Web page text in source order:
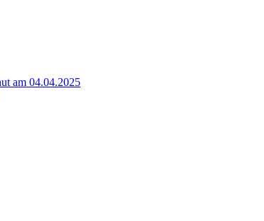
am 04.04.2025